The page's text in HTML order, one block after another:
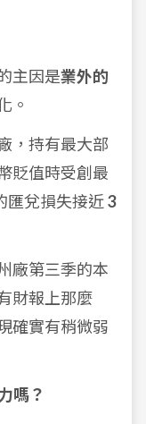
主因是業外的
。
，持有最大部
貶值時受創最
匯兌損失接近3
廠第三季的本
財報上那麼
確實有稍微弱
嗎？